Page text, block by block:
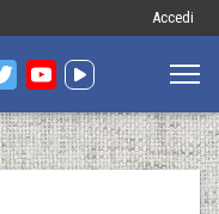
Меню
запису
Accedi